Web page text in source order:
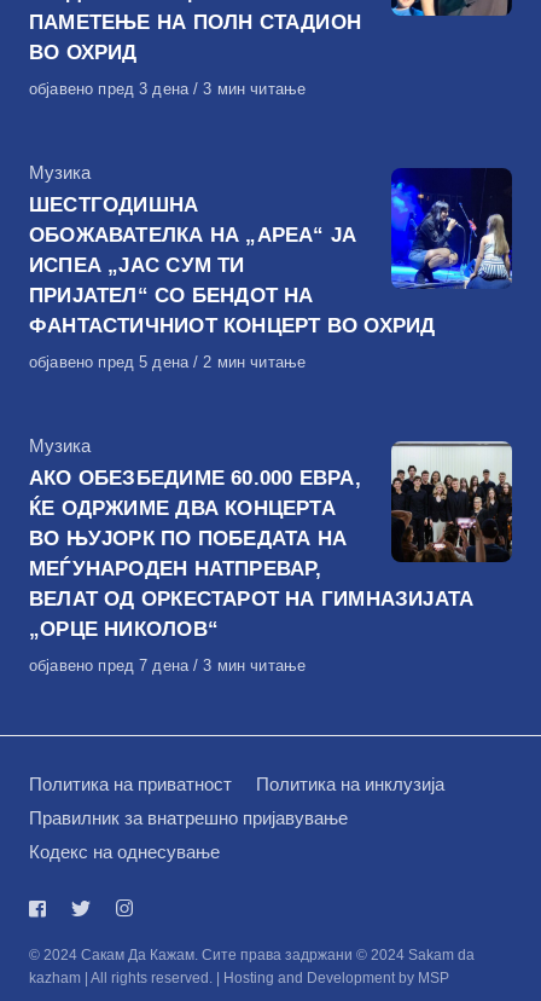
ПАМЕТЕЊЕ НА ПОЛН СТАДИОН
ВО ОХРИД
Објавено
објавено пред 3 дена 3 мин читање
КАтегорија
Музика
ШЕСТГОДИШНА
ОБОЖАВАТЕЛКА НА „АРЕА“ ЈА
ИСПЕА „ЈАС СУМ ТИ
ПРИЈАТЕЛ“ СО БЕНДОТ НА
ФАНТАСТИЧНИОТ КОНЦЕРТ ВО ОХРИД
Објавено
објавено пред 5 дена 2 мин читање
КАтегорија
Музика
АКО ОБЕЗБЕДИМЕ 60.000 ЕВРА,
ЌЕ ОДРЖИМЕ ДВА КОНЦЕРТА
ВО ЊУЈОРК ПО ПОБЕДАТА НА
МЕЃУНАРОДЕН НАТПРЕВАР,
ВЕЛАТ ОД ОРКЕСТАРОТ НА ГИМНАЗИЈАТА
„ОРЦЕ НИКОЛОВ“
Објавено
објавено пред 7 дена 3 мин читање
Политика на приватност
Политика на инклузија
Правилник за внатрешно пријавување
Кодекс на однесување
© 2024 Сакам Да Кажам. Сите права задржани © 2024 Sakam da
kazham | All rights reserved. | Hosting and Development by MSP